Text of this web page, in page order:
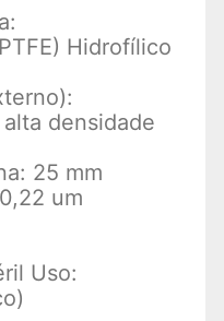
Hidrofílico
densidade
25 mm
um
Uso: